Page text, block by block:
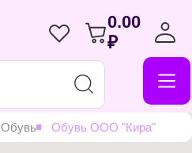
0.00
₽
Обувь Обувь ООО "Кира"